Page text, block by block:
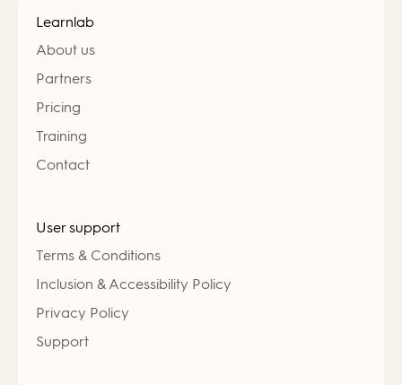
Learnlab
About us
Partners
Pricing
Training
Contact
User support
Terms & Conditions
Inclusion & Accessibility Policy
Privacy Policy
Support